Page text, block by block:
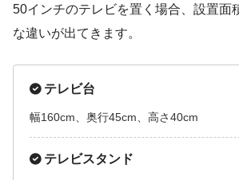
50インチのテレビを置く場合、設置面
な違いが出てきます。
テレビ台
幅160cm、奥行45cm、高さ40cm
テレビスタンド